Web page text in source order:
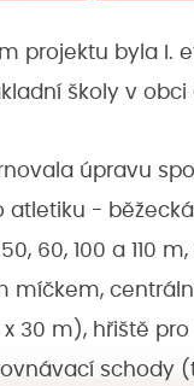
projektu byla I.
školy v obci
úpravu
atletiku -
60, 100 a 110
míčkem,
30 m), hřiště
schody